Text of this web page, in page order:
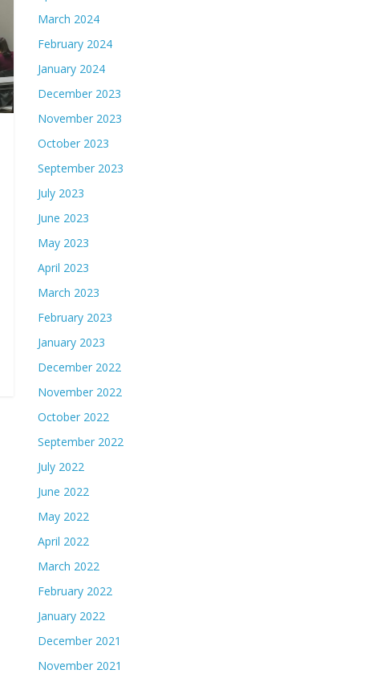
March 2024
February 2024
January 2024
December 2023
November 2023
October 2023
September 2023
July 2023
June 2023
May 2023
April 2023
March 2023
February 2023
January 2023
December 2022
November 2022
October 2022
September 2022
July 2022
June 2022
May 2022
April 2022
March 2022
February 2022
January 2022
December 2021
November 2021